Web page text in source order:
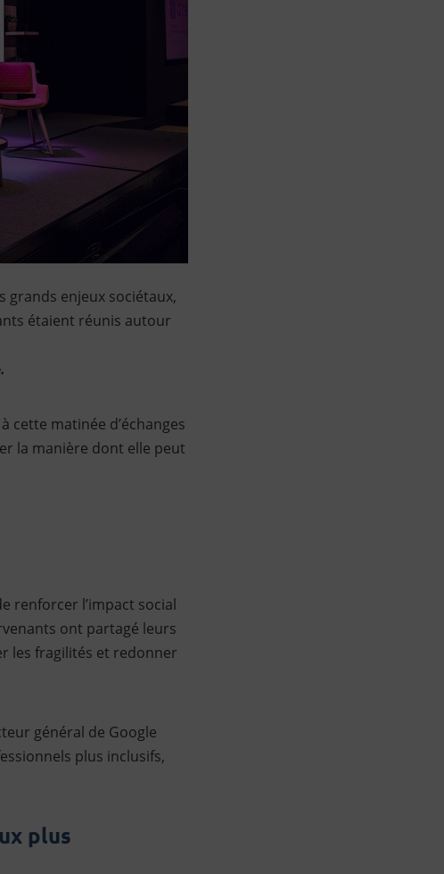
grands enjeux sociétaux,
étaient réunis autour
cette matinée d’échanges
la manière dont elle peut
renforcer l’impact social
ont partagé leurs
les fragilités et redonner
général de Google
plus inclusifs,
plus